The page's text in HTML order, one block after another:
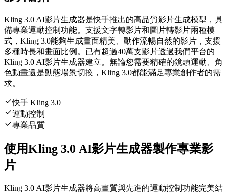
Kling 3.0 AI影片生成器是快手推出的高品質影片生成模型，具
備專業運動控制功能。支援文字轉影片和圖片轉影片兩種模
式，Kling 3.0能夠生成畫面精美、動作流暢自然的影片，支援
多種時長和畫面比例。已有超過40萬支影片透過我們平台的
Kling 3.0 AI影片生成器建立。無論您需要精確的鏡頭運動、角
色動畫還是動態場景切換，Kling 3.0都能滿足專業創作者的需
求。
快手 Kling 3.0
運動控制
專業品質
使用Kling 3.0 AI影片生成器製作專業影
片
Kling 3.0 AI影片生成器將高畫質與先進的運動控制功能完美結